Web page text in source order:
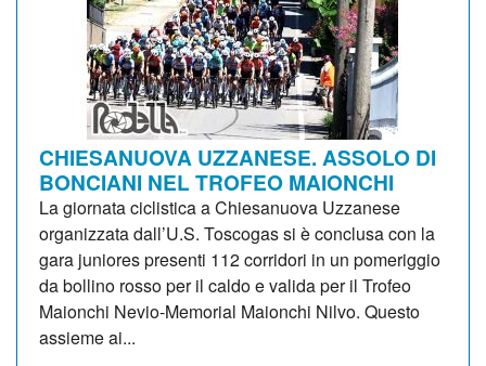
CHIESANUOVA UZZANESE. ASSOLO DI
BONCIANI NEL TROFEO MAIONCHI
La giornata ciclistica a Chiesanuova Uzzanese
organizzata dall’U.S. Toscogas si è conclusa con la
gara juniores presenti 112 corridori in un pomeriggio
da bollino rosso per il caldo e valida per il Trofeo
Maionchi Nevio-Memorial Maionchi Nilvo. Questo
assieme ai...